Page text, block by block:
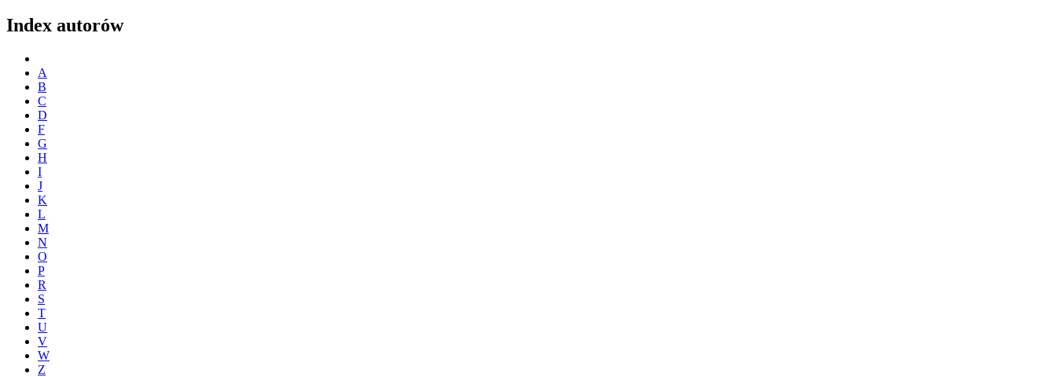
Index autorów
A
B
C
D
F
G
H
I
J
K
L
M
N
O
P
R
S
T
U
V
W
Z